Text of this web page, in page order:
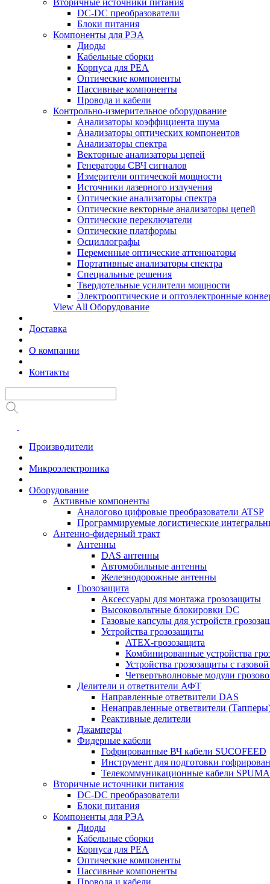
Вторичные источники питания
DC-DC преобразователи
Блоки питания
Компоненты для РЭА
Диоды
Кабельные сборки
Корпуса для РЕА
Оптические компоненты
Пассивные компоненты
Провода и кабели
Контрольно-измерительное оборудование
Анализаторы коэффициента шума
Анализаторы оптических компонентов
Анализаторы спектра
Векторные анализаторы цепей
Генераторы СВЧ сигналов
Измерители оптической мощности
Источники лазерного излучения
Оптические анализаторы спектра
Оптические векторные анализаторы цепей
Оптические переключатели
Оптические платформы
Осциллографы
Переменные оптические аттенюаторы
Портативные анализаторы спектра
Специальные решения
Твердотельные усилители мощности
Электрооптические и оптоэлектронные
View All Оборудование
Доставка
О компании
Контакты
Производители
Микроэлектроника
Оборудование
Активные компоненты
Аналогово цифровые преобразователи ATSP
Программируемые логистические
Антенно-фидерный тракт
Антенны
DAS антенны
Автомобильные антенны
Железнодорожные антенны
Грозозащита
Аксессуары для монтажа грозозащиты
Высоковольтные блокировки DC
Газовые капсулы для устройств
Устройства грозозащиты
ATEX-грозозащита
Комбинированные устройства
Устройства грозозащиты с
Четвертьволновые модули
Делители и ответвители АФТ
Направленные ответвители DAS
Ненаправленные ответвители
Реактивные делители
Джамперы
Фидерные кабели
Гофрированные ВЧ кабели SUCOFEED
Инструмент для подготовки
Телекоммуникационные кабели SPUMA
Вторичные источники питания
DC-DC преобразователи
Блоки питания
Компоненты для РЭА
Диоды
Кабельные сборки
Корпуса для РЕА
Оптические компоненты
Пассивные компоненты
Провода и кабели